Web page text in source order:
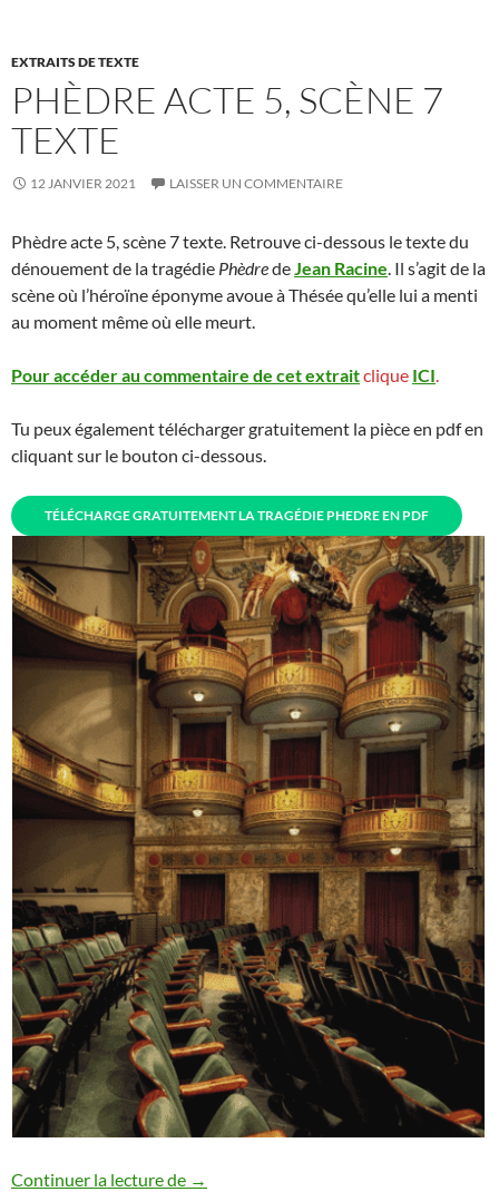
EXTRAITS DE TEXTE
PHÈDRE ACTE 5, SCÈNE 7
TEXTE
12 JANVIER 2021 LAISSER UN COMMENTAIRE
Phèdre acte 5, scène 7 texte. Retrouve ci-dessous le texte du
dénouement de la tragédie PhèdredeJean Racine. Il s’agit de la
scène où l’héroïne éponyme avoue à Thésée qu’elle lui a menti
au moment même où elle meurt.
Pour accéder au commentaire de cet extraitclique ICI.
Tu peux également télécharger gratuitement la pièce en pdf en
cliquant sur le bouton ci-dessous.
TÉLÉCHARGE GRATUITEMENT LA TRAGÉDIE PHEDRE EN PDF
Continuer la lecture de Phèdre acte 5, scène 7 texte
→